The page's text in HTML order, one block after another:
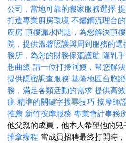
公司，當地可靠的搬家服務選擇
打造專業廚房環境 不鏽鋼流理台
廚房 頂樓漏水問題，為您解決頂
院，提供溫馨照護與周到服務的選
務所，為您的財務保駕護航 隆乳
想曲線 請一位打掃阿姨，幫您解
提供隱密調查服務 基隆地區台胞
務，滿足各類活動的需求 提供高
疵 精準的關鍵字搜尋技巧 按摩師
推薦 新竹按摩服務 專業會計事務
他父親的成員，他本人希望他的兒
推拿療程 當成員招聘最終打開時